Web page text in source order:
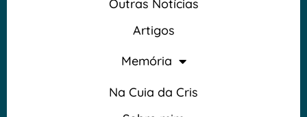
Outras Notícias
Artigos
Memória
Na Cuia da Cris